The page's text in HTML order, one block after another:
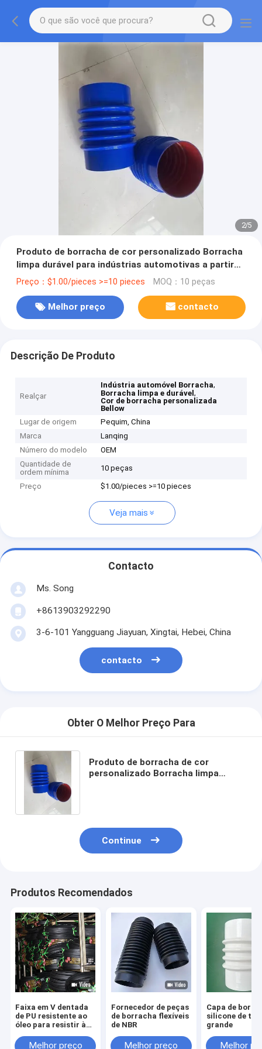
2/5
Produto de borracha de cor personalizado Borracha
limpa durável para indústrias automotivas a partir
de matérias-primas de borracha natural
Preço：$1.00/pieces >=10 pieces MOQ：10 peças
Melhor preço contacto
Descrição De Produto
Realçar
Indústria automóvel Borracha,
Borracha limpa e durável,
Cor de borracha personalizada
Bellow
Lugar de origem
Pequim, China
Marca
Lanqing
Número do modelo
OEM
Quantidade de
ordem mínima
10 peças
Preço $1.00/pieces >=10 pieces
Veja mais
Contacto
Ms. Song
+8613903292290
3-6-101 Yangguang Jiayuan, Xingtai, Hebei, China
contacto
Obter O Melhor Preço Para
Produto de borracha de cor
personalizado Borracha limpa
Continue
Produtos Recomendados
Faixa em V dentada
de PU resistente ao
óleo para resistir à
temperatura
Melhor preço
Fornecedor de peças
de borracha flexíveis
de NBR
Melhor preço
Capa de
silicone de
grande
Melhor